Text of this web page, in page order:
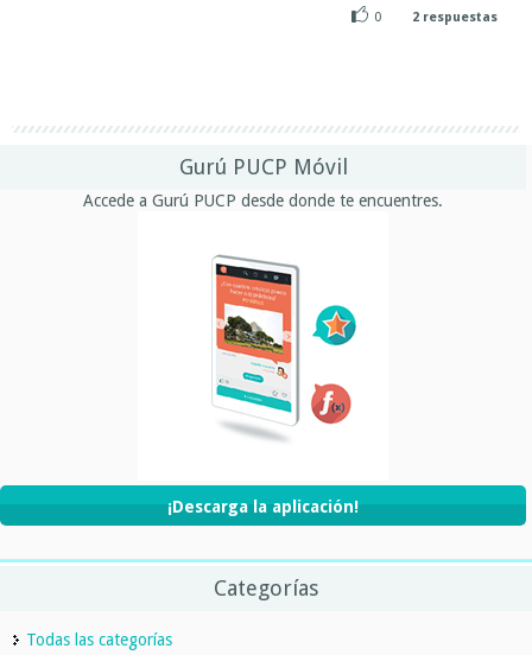
0
2 respuestas
Gurú PUCP Móvil
Accede a Gurú PUCP desde donde te encuentres.
¡Descarga la aplicación!
Categorías
Todas las categorías